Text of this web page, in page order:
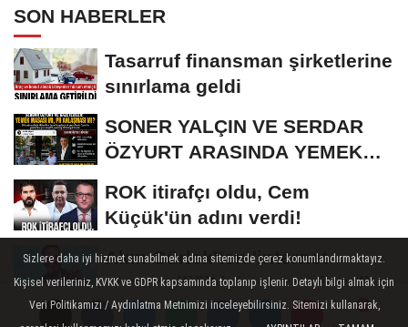
SON HABERLER
Tasarruf finansman şirketlerine
sınırlama geldi
SONER YALÇIN VE SERDAR
ÖZYURT ARASINDA YEMEK
ROK itirafçı oldu, Cem
Küçük'ün adını verdi!
Akın Gürlek'ten 'internet
gazeteciliği' için yasa sinyali:...
Suça sürüklenen çocuklara
Sizlere daha iyi hizmet sunabilmek adına sitemizde çerez konumlandırmaktayız.
Kişisel verileriniz, KVKK ve GDPR kapsamında toplanıp işlenir. Detaylı bilgi almak için
Veri Politikamızı / Aydınlatma Metnimizi inceleyebilirsiniz. Sitemizi kullanarak,